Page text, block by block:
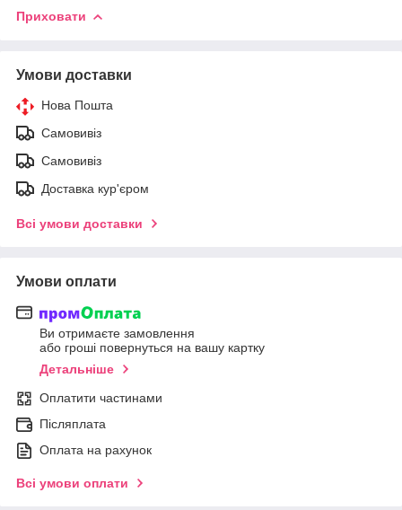
Приховати
Умови доставки
Нова Пошта
Самовивіз
Самовивіз
Доставка кур'єром
Всі умови доставки
Умови оплати
Ви отримаєте замовлення
або гроші повернуться на вашу картку
Детальніше
Оплатити частинами
Післяплата
Оплата на рахунок
Всі умови оплати